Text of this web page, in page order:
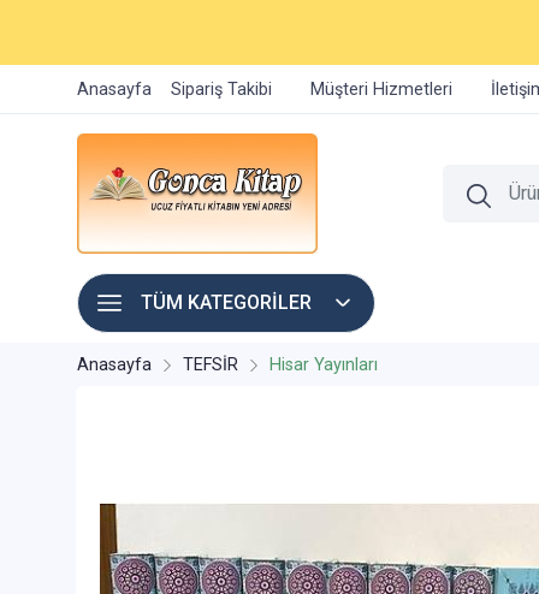
Anasayfa Sipariş Takibi Müşteri Hizmetleri
TÜM KATEGORİLER
Anasayfa TEFSİR Hisar Yayınları